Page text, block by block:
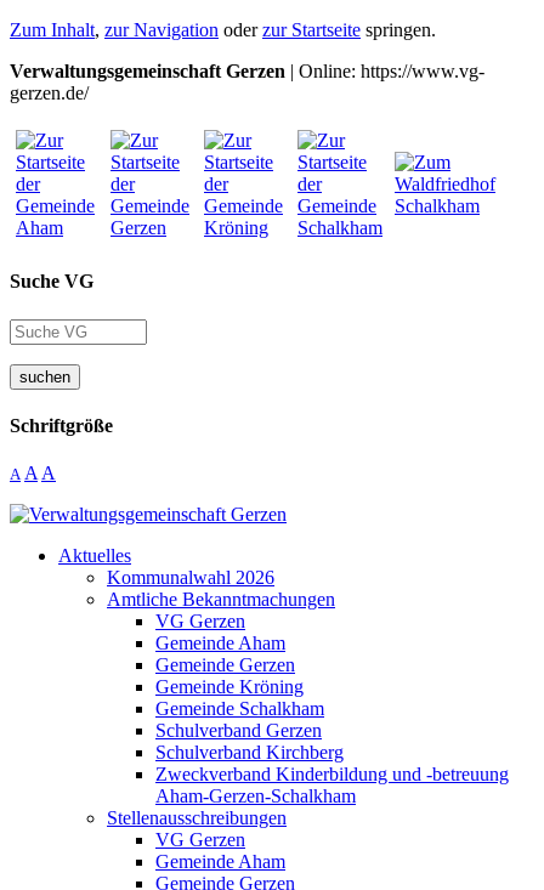
Zum Inhalt, zur Navigation oderzur Startseite springen.
Verwaltungsgemeinschaft Gerzen | Online: https://www.vg-
gerzen.de/
Suche VG
suchen
Schriftgröße
A A A
Aktuelles
Kommunalwahl 2026
Amtliche Bekanntmachungen
VG Gerzen
Gemeinde Aham
Gemeinde Gerzen
Gemeinde Kröning
Gemeinde Schalkham
Schulverband Gerzen
Schulverband Kirchberg
Zweckverband Kinderbildung und -betreuung
Aham-Gerzen-Schalkham
Stellenausschreibungen
VG Gerzen
Gemeinde Aham
Gemeinde Gerzen